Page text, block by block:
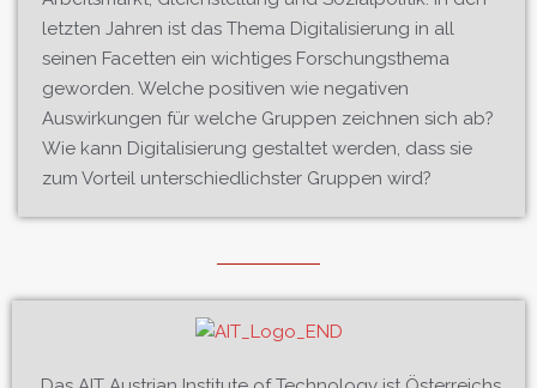
letzten Jahren ist das Thema Digitalisierung in all
seinen Facetten ein wichtiges Forschungsthema
geworden. Welche positiven wie negativen
Auswirkungen für welche Gruppen zeichnen sich ab?
Wie kann Digitalisierung gestaltet werden, dass sie
zum Vorteil unterschiedlichster Gruppen wird?